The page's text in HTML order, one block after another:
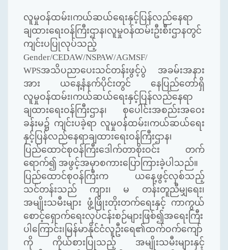
လူမှုဝန်ထမ်း၊ကယ်ဆယ်ရေးနှင့်ပြန်လည်နေရာ
ချထားရေးဝန်ကြီးဌာန၊လူမှုဝန်ထမ်းဦးစီးဌာနတွင်
ကျင်းပပြုလုပ်သည့်
Gender/CEDAW/NSPAW/AGMSF/
WPSအသိပညာပေးသင်တန်းဖွင့်ပွဲ အခမ်းအနား
အား ယနေ့နံနက်ပိုင်းတွင် နေပြည်တော်ရှိ
လူမှုဝန်ထမ်း၊ကယ်ဆယ်ရေးနှင့်ပြန်လည်နေရာ
ချထားရေးဝန်ကြီးဌာန၊ စုပေါင်းအစည်းအဝေး
ခန်းမ၌ ကျင်းပခဲ့ရာ လူမှုဝန်ထမ်း၊ကယ်ဆယ်ရေး
နှင့်ပြန်လည်နေရာချထားရေးဝန်ကြီးဌာန၊
ပြည်ထောင်စုဝန်ကြီးဒေါက်တာစိုးဝင်း တက်
ရောက်၍ အဖွင့်အမှာစကားပြောကြားခဲ့ပါသည်။
ပြည်ထောင်စုဝန်ကြီးက ယနေ့ဖွင့်လှစ်သည့်
သင်တန်းသည် ကျား၊ မ တန်းတူညီမျှရေး၊
အမျိုးသမီးများ ဖွံ့ဖြိုးတိုးတက်ရေးနှင့် ကာကွယ်
စောင့်ရှောက်ရေးလုပ်ငန်းစဉ်များဖြစ်၍အရေးကြီး
ပါကြောင်း၊မြန်မာနိုင်ငံလူဦးရေ၏ထက်ဝက်ကျော်
ကို ကိုယ်စားပြုသည့် အမျိုးသမီးများနှင့်